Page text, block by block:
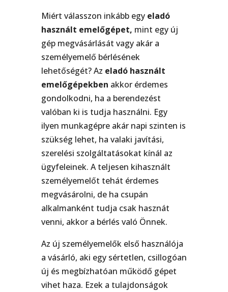
Miért válasszon inkább egy eladó
használt emelőgépet, mint egy új
gép megvásárlását vagy akár a
személyemelő bérlésének
lehetőségét? Az eladó használt
emelőgépekben akkor érdemes
gondolkodni, ha a berendezést
valóban ki is tudja használni. Egy
ilyen munkagépre akár napi szinten is
szükség lehet, ha valaki javítási,
szerelési szolgáltatásokat kínál az
ügyfeleinek. A teljesen kihasznált
személyemelőt tehát érdemes
megvásárolni, de ha csupán
alkalmanként tudja csak hasznát
venni, akkor a bérlés való Önnek.
Az új személyemelők első használója
a vásárló, aki egy sértetlen, csillogóan
új és megbízhatóan működő gépet
vihet haza. Ezek a tulajdonságok